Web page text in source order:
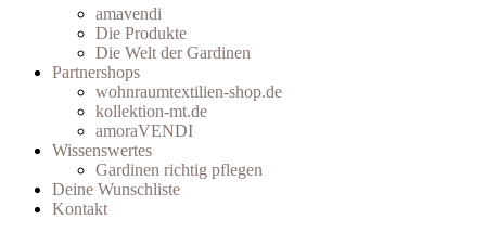
amavendi
Die Produkte
Die Welt der Gardinen
Partnershops
wohnraumtextilien-shop.de
kollektion-mt.de
amoraVENDI
Wissenswertes
Gardinen richtig pflegen
Deine Wunschliste
Kontakt